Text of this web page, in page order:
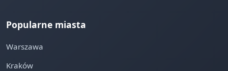
Popularne miasta
Warszawa
Kraków